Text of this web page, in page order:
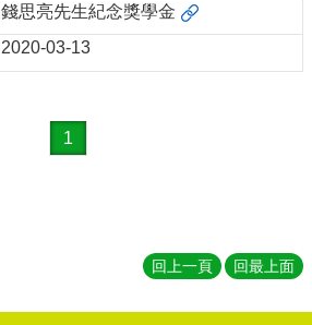
錢思亮先生紀念獎學金
2020-03-13
1
回上一頁 回最上面